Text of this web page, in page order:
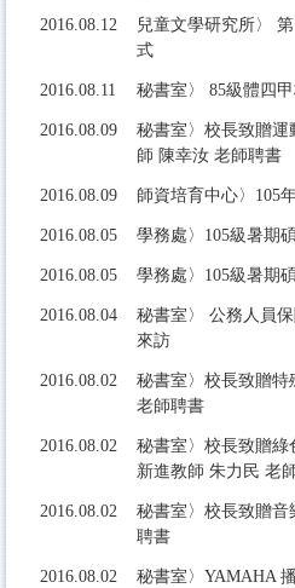
2016.08.12 兒童文學研究所〉
式
2016.08.11 秘書室〉 85級體四
2016.08.09
秘書室〉校長致贈運
師 陳幸汝 老師聘書
2016.08.09 師資培育中心〉105
2016.08.05 學務處〉105級暑期
2016.08.05 學務處〉105級暑期
2016.08.04 秘書室〉
公務人員
來訪
2016.08.02
秘書室〉校長致贈
老師聘書
2016.08.02
秘書室〉校長致贈綠
新進教師 朱力民 老
2016.08.02
秘書室〉校長致贈音
聘書
2016.08.02 秘書室〉YAMAHA